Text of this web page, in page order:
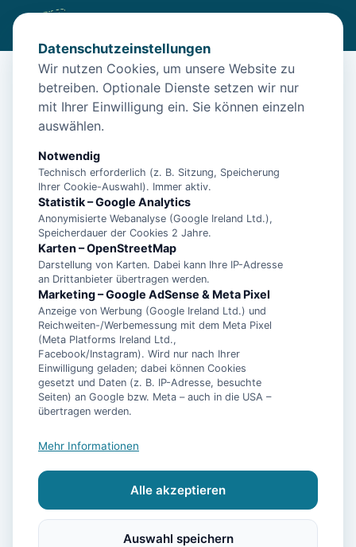
/Unterkünfte /Norden/
Entdecke die Frisiaperle: Dein für 3 Pers. – Norden
Entdecke die Frisiaperle: Dein für 3
Pers. – Norden
26506 Norden
Ausstattung
WLAN
Mikrowelle Geschirrspüler
Datenschutzeinstellungen
Wir nutzen Cookies, um unsere Website zu
betreiben. Optionale Dienste setzen wir nur
mit Ihrer Einwilligung ein. Sie können einzeln
auswählen.
Notwendig
Technisch erforderlich (z. B. Sitzung, Speicherung
Ihrer Cookie-Auswahl). Immer aktiv.
Statistik – Google Analytics
Anonymisierte Webanalyse (Google Ireland Ltd.),
Speicherdauer der Cookies 2 Jahre.
Karten – OpenStreetMap
Darstellung von Karten. Dabei kann Ihre IP-Adresse
an Drittanbieter übertragen werden.
Marketing – Google AdSense & Meta Pixel
Anzeige von Werbung (Google Ireland Ltd.) und
Reichweiten-/Werbemessung mit dem Meta Pixel
(Meta Platforms Ireland Ltd.,
Facebook/Instagram). Wird nur nach Ihrer
Einwilligung geladen; dabei können Cookies
gesetzt und Daten (z. B. IP-Adresse, besuchte
Seiten) an Google bzw. Meta – auch in die USA –
übertragen werden.
Mehr Informationen
Alle akzeptieren
Auswahl speichern